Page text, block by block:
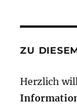
ZU
Herzlich